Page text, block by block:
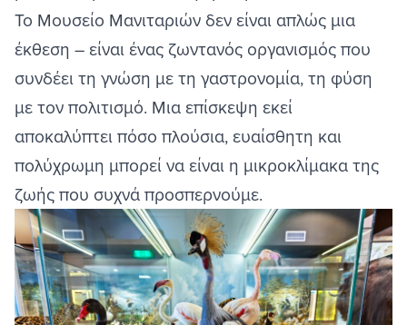
Το Μουσείο Μανιταριών δεν είναι απλώς μια
έκθεση – είναι ένας ζωντανός οργανισμός που
συνδέει τη γνώση με τη γαστρονομία, τη φύση
με τον πολιτισμό. Μια επίσκεψη εκεί
αποκαλύπτει πόσο πλούσια, ευαίσθητη και
πολύχρωμη μπορεί να είναι η μικροκλίμακα της
ζωής που συχνά προσπερνούμε.
Image